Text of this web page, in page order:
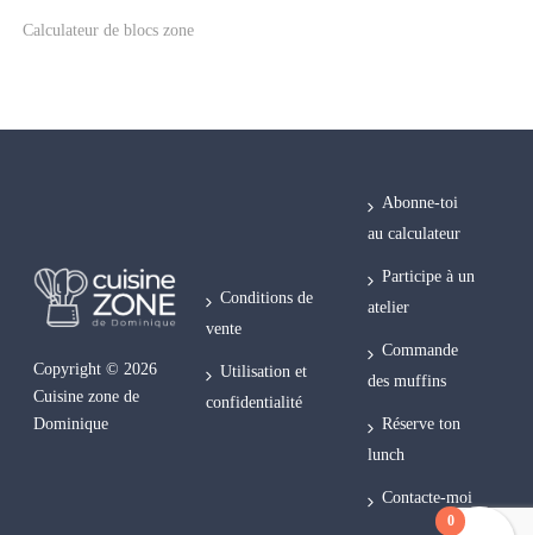
Calculateur de blocs zone
Copyright © 2026
Cuisine zone de
Dominique
Conditions de
vente
Utilisation et
confidentialité
Abonne-toi
au calculateur
Participe à un
atelier
Commande
des muffins
Réserve ton
lunch
Contacte-moi
0